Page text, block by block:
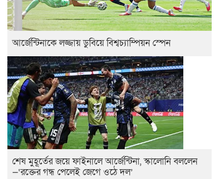
আর্জেন্টিনাকে লজ্জায় ডুবিয়ে বিশ্বচ্যাম্পিয়ন স্পেন
শেষ মুহূর্তের জয়ে ফাইনালে আর্জেন্টিনা, স্কালোনি বললেন
—‘রক্তের গন্ধ পেলেই জেগে ওঠে দল’